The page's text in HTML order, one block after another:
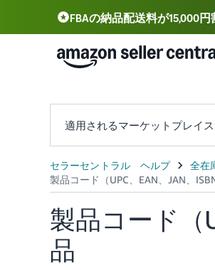
FBAの納品配送料が15,000
中文 - CN Deutsch - DE
適用されるマーケットプレイ
製品コード（
品